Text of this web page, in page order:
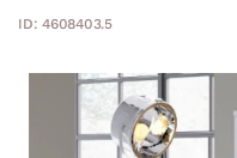
ID: 4608403.5